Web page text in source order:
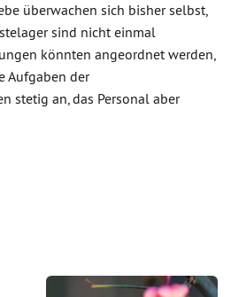
überwachen sich bisher selbst,
sind nicht einmal
könnten angeordnet werden,
Aufgaben der
stetig an, das Personal aber